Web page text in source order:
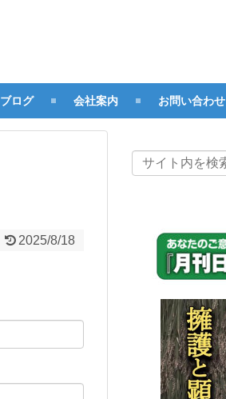
ブログ 会社案内 お問い合わせ
2025/8/18